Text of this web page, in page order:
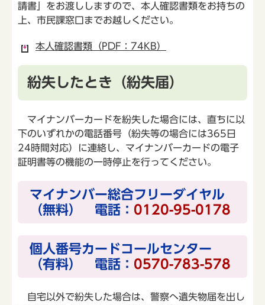
請書」をお渡ししますので、本人確認書類をお持ちの
上、市民課窓口までお越しください。
本人確認書類（PDF：74KB）
紛失したとき（紛失届）
マイナンバーカードを紛失した場合には、直ちに以
下のいずれかの電話番号（紛失等の場合には365日
24時間対応）に連絡し、マイナンバーカードの電子
証明書等の機能の一時停止を行ってください。
マイナンバー総合フリーダイヤル
（無料） 電話： 0120-95-0178
個人番号カードコールセンター
（有料） 電話： 0570-783-578
自宅以外で紛失した場合は、警察へ遺失物届を出し